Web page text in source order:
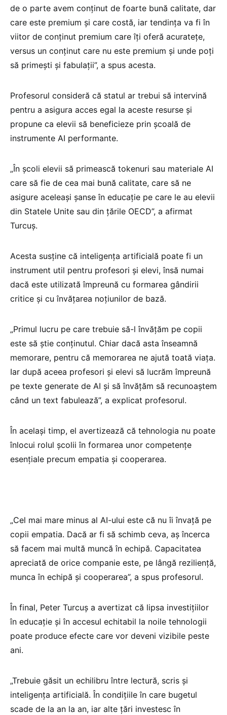
de o parte avem conținut de foarte bună calitate, dar
care este premium și care costă, iar tendința va fi în
viitor de conținut premium care îți oferă acuratețe,
versus un conținut care nu este premium și unde poți
să primești și fabulații”, a spus acesta.
Profesorul consideră că statul ar trebui să intervină
pentru a asigura acces egal la aceste resurse și
propune ca elevii să beneficieze prin școală de
instrumente AI performante.
„În școli elevii să primească tokenuri sau materiale AI
care să fie de cea mai bună calitate, care să ne
asigure aceleași șanse în educație pe care le au elevii
din Statele Unite sau din țările OECD”, a afirmat
Turcuș.
Acesta susține că inteligența artificială poate fi un
instrument util pentru profesori și elevi, însă numai
dacă este utilizată împreună cu formarea gândirii
critice și cu învățarea noțiunilor de bază.
„Primul lucru pe care trebuie să-l învățăm pe copii
este să știe conținutul. Chiar dacă asta înseamnă
memorare, pentru că memorarea ne ajută toată viața.
Iar după aceea profesori și elevi să lucrăm împreună
pe texte generate de AI și să învățăm să recunoaștem
când un text fabulează”, a explicat profesorul.
În același timp, el avertizează că tehnologia nu poate
înlocui rolul școlii în formarea unor competențe
esențiale precum empatia și cooperarea.
„Cel mai mare minus al AI-ului este că nu îi învață pe
copii empatia. Dacă ar fi să schimb ceva, aș încerca
să facem mai multă muncă în echipă. Capacitatea
apreciată de orice companie este, pe lângă reziliență,
munca în echipă și cooperarea”, a spus profesorul.
În final, Peter Turcuș a avertizat că lipsa investițiilor
în educație și în accesul echitabil la noile tehnologii
poate produce efecte care vor deveni vizibile peste
ani.
„Trebuie găsit un echilibru între lectură, scris și
inteligența artificială. În condițiile în care bugetul
scade de la an la an, iar alte țări investesc în